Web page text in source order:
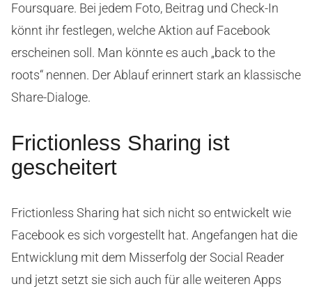
Foursquare. Bei jedem Foto, Beitrag und Check-In
könnt ihr festlegen, welche Aktion auf Facebook
erscheinen soll. Man könnte es auch „back to the
roots“ nennen. Der Ablauf erinnert stark an klassische
Share-Dialoge.
Frictionless Sharing ist
gescheitert
Frictionless Sharing hat sich nicht so entwickelt wie
Facebook es sich vorgestellt hat. Angefangen hat die
Entwicklung mit dem Misserfolg der Social Reader
und jetzt setzt sie sich auch für alle weiteren Apps